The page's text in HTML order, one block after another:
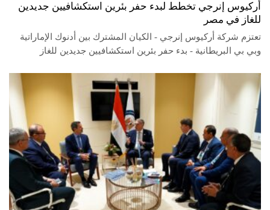
أركيوس إنرجي تخطط لبدء حفر بئرين استكشافيين جديدين
للغاز في مصر
تعتزم شركة أركيوس إنرجي - الكيان المشترك بين أدنوك الإماراتية
وبي بي البريطانية - بدء حفر بئرين استكشافيين جديدين للغاز